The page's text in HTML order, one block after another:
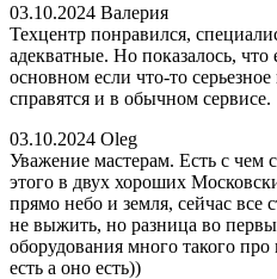
03.10.2024 Валерия
Техцентр понравился,
адекватные. Но показалось, что
основном если что-то
справятся и в обычном сервисе.
03.10.2024 Oleg
Уважение мастерам. Есть с чем
этого в двух хороших
прямо небо и земля, сейчас все
не выжить, но разница во
оборудования много такого
есть а оно есть))